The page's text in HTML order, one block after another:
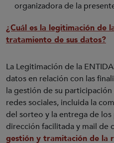
organizadora de la
¿Cuál es la legitimación de
tratamiento de sus datos?
La Legitimación de la
datos en relación con las
la gestión de su
redes sociales, incluida la
del sorteo y la entrega de
dirección facilitada y mail de
gestión y tramitación de la